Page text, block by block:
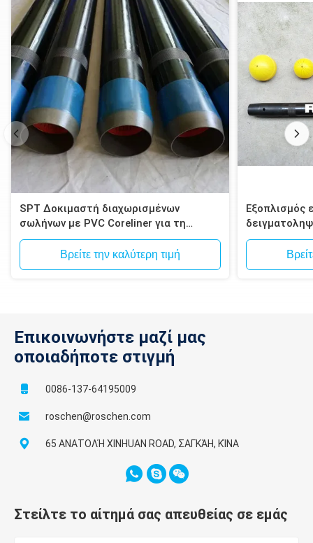
SPT Δοκιμαστή διαχωρισμένων
σωλήνων με PVC Coreliner για τη
δοκιμή εδάφους
Βρείτε την καλύτερη τιμή
Εξοπλισμός
συσκευή
Επικοινωνήστε μαζί μας
οποιαδήποτε στιγμή
0086-137-64195009
roschen@roschen.com
65 ΑΝΑΤΟΛΉ XINHUAN ROAD, ΣΑΓΚΆΗ, ΚΊΝΑ
Στείλτε το αίτημά σας απευθείας σε εμάς